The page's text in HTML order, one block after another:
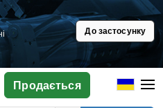
До застосунку
Продається